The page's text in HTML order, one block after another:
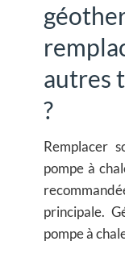
autres
?
Remplacer
pompe à
principale.
pompe à